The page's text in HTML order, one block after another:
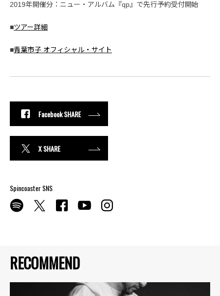
RECOMMEND
2019年開催分：ニュー・アルバム『qp』で先行予約受付開始
■ツアー詳細
■青葉市子 オフィシャル・サイト
Facebook SHARE
X SHARE
Spincoaster SNS